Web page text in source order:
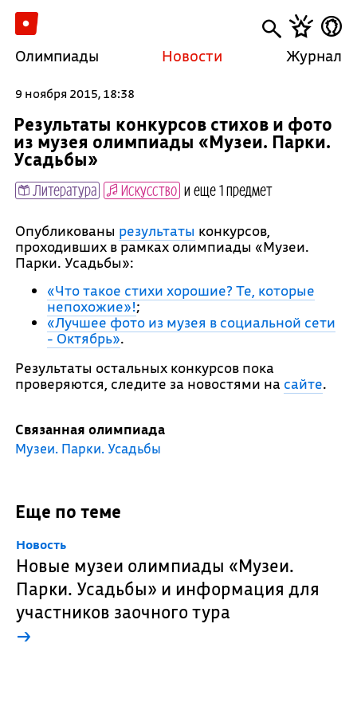
Олимпиады Новости Журнал
9 ноября 2015, 18:38
Результаты конкурсов стихов и фото
из музея олимпиады «Музеи. Парки.
Усадьбы»
Литература Искусство и еще 1 предмет
Опубликованы результаты конкурсов,
проходивших в рамках олимпиады «Музеи.
Парки. Усадьбы»:
«Что такое стихи хорошие? Те, которые
непохожие»!;
«Лучшее фото из музея в социальной сети
- Октябрь».
Результаты остальных конкурсов пока
проверяются, следите за новостями на сайте.
Связанная олимпиада
Музеи. Парки. Усадьбы
Еще по теме
Новость
Новые музеи олимпиады «Музеи.
Парки. Усадьбы» и информация для
участников заочного тура
→